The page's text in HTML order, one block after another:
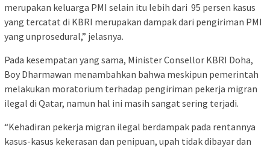
merupakan keluarga PMI selain itu lebih dari 95 persen kasus
yang tercatat di KBRI merupakan dampak dari pengiriman PMI
yang unprosedural,” jelasnya.
Pada kesempatan yang sama, Minister Consellor KBRI Doha,
Boy Dharmawan menambahkan bahwa meskipun pemerintah
melakukan moratorium terhadap pengiriman pekerja migran
ilegal di Qatar, namun hal ini masih sangat sering terjadi.
“Kehadiran pekerja migran ilegal berdampak pada rentannya
kasus-kasus kekerasan dan penipuan, upah tidak dibayar dan